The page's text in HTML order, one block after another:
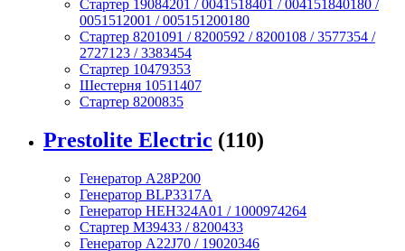
Стартер 19084201 / 0041518401 / 004151840180 /
0051512001 / 005151200180
Стартер 8201091 / 8200592 / 8200108 / 3577354 /
2727123 / 3383454
Стартер 10479353
Шестерня 10511407
Стартер 8200835
Prestolite Electric (110)
Генератор A28P200
Генератор BLP3317A
Генератор HEH324A01 / 1000974264
Стартер M39433 / 8200433
Генератор A22J70 / 19020346